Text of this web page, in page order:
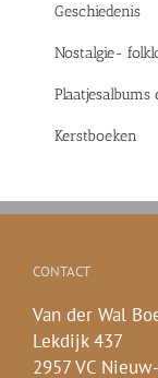
Geschiedenis
Nostalgie-
Kerstboeken
CONTACT
Van der Wal
Lekdijk 437
2957 VC